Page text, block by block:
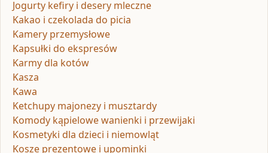
Jogurty kefiry i desery mleczne
Kakao i czekolada do picia
Kamery przemysłowe
Kapsułki do ekspresów
Karmy dla kotów
Kasza
Kawa
Ketchupy majonezy i musztardy
Komody kąpielowe wanienki i przewijaki
Kosmetyki dla dzieci i niemowląt
Kosze prezentowe i upominki